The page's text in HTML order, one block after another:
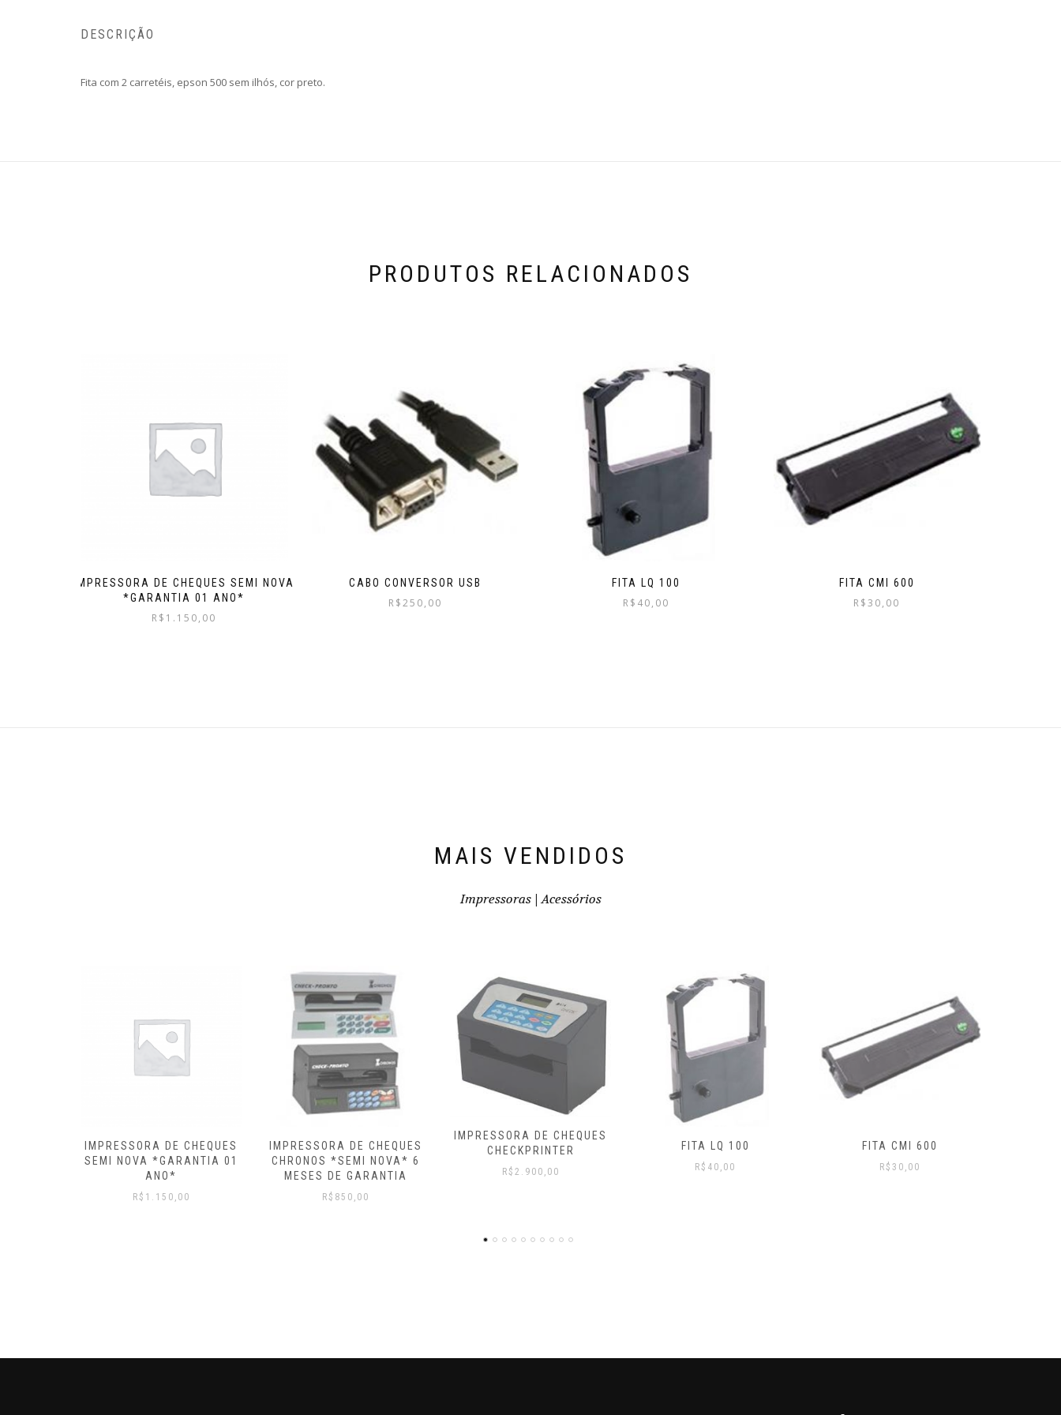
DESCRIÇÃO
Fita com 2 carretéis, epson 500 sem ilhós, cor preto.
PRODUTOS RELACIONADOS
IMPRESSORA DE CHEQUES SEMI NOVA
*GARANTIA 01 ANO*
R$ 1.150,00
CABO CONVERSOR USB
R$250,00
FITA LQ 100
R$ 40,00
FITA CMI 600
R$30,00
MAIS VENDIDOS
Impressoras | Acessórios
IMPRESSORA DE CHEQUES
CHRONOS *SEMI NOVA* 6
MESES DE GARANTIA
R$850,00
CHECKPRINTER
R$2.900,00
FITA LQ 100
R$ 40,00
FITA CMI 600
R$ 30,00
FITA EPSON 500
R$ 35,00